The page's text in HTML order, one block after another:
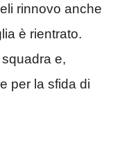
rinnovo anche
è rientrato.
e,
per la sfida di